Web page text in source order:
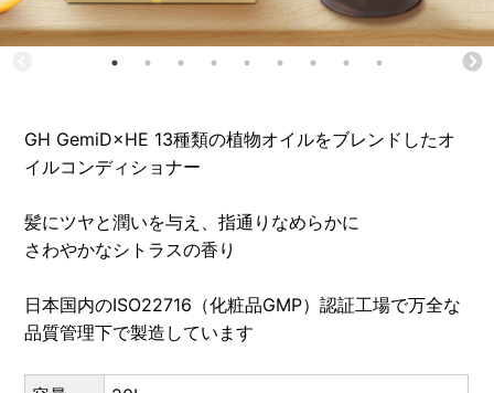
GH GemiD×HE 13種類の植物オイルをブレンドしたオ
イルコンディショナー
髪にツヤと潤いを与え、指通りなめらかに
さわやかなシトラスの香り
日本国内のISO22716（化粧品GMP）認証工場で万全な
品質管理下で製造しています